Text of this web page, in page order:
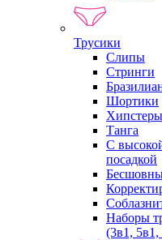
Трусики
Слипы
Стринги
Шортики
Хипстеры
Танга
С
посадкой
Наборы
(3в1, 5в1,